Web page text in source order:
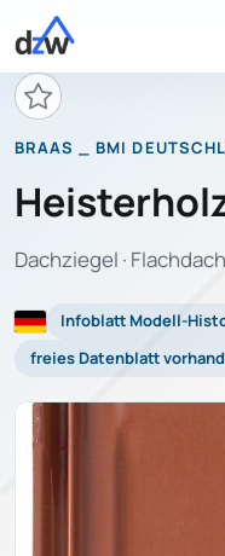
BRAAS _ BMI
Dachziegel ·
Infoblatt Modell-
freies Datenblatt